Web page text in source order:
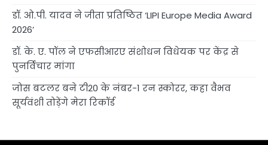
डॉ. ओ.पी. यादव ने जीता प्रतिष्ठित ‘LIPI Europe Media Award
2026’
डॉ. के. ए. पॉल ने एफसीआरए संशोधन विधेयक पर केंद्र से
पुनर्विचार मांगा
जोस बटलर बने टी20 के नंबर-1 रन स्कोरर, कहा वैभव
सूर्यवंशी तोड़ेंगे मेरा रिकॉर्ड